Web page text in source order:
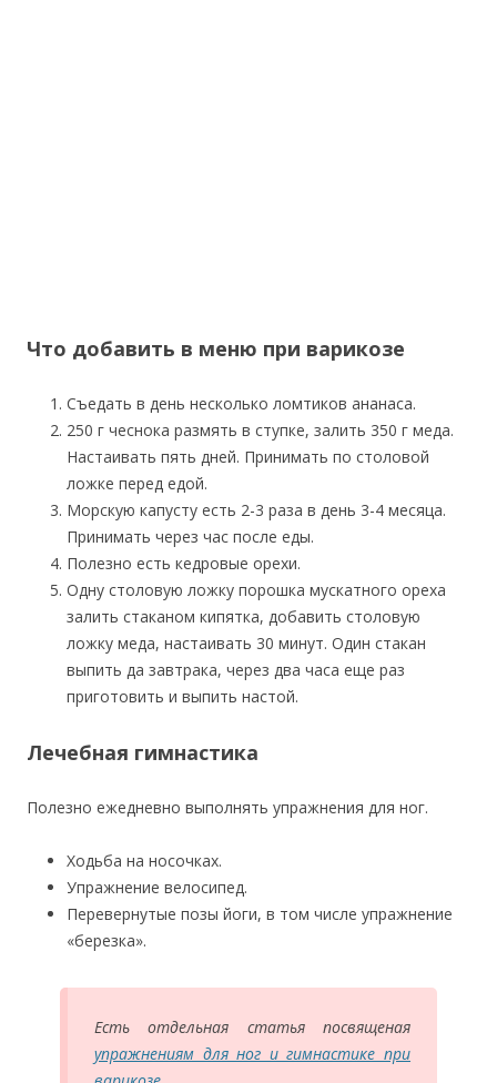
Что добавить в меню при варикозе
Съедать в день несколько ломтиков ананаса.
250 г чеснока размять в ступке, залить 350 г меда.
Настаивать пять дней. Принимать по столовой
ложке перед едой.
Морскую капусту есть 2-3 раза в день 3-4 месяца.
Принимать через час после еды.
Полезно есть кедровые орехи.
Одну столовую ложку порошка мускатного ореха
залить стаканом кипятка, добавить столовую
ложку меда, настаивать 30 минут. Один стакан
выпить да завтрака, через два часа еще раз
приготовить и выпить настой.
Лечебная гимнастика
Полезно ежедневно выполнять упражнения для ног.
Ходьба на носочках.
Упражнение велосипед.
Перевернутые позы йоги, в том числе упражнение
«березка».
Есть отдельная статья посвященая
упражнениям для ног и гимнастике при